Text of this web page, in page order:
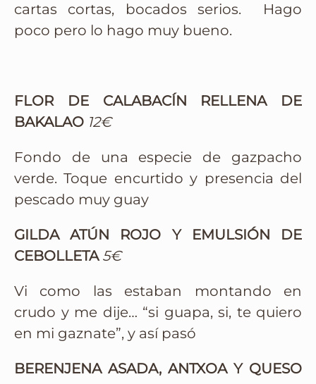
cartas cortas, bocados serios. Hago
poco pero lo hago muy bueno.
FLOR DE CALABACÍN RELLENA DE
BAKALAO 12€
Fondo de una especie de gazpacho
verde. Toque encurtido y presencia del
pescado muy guay
GILDA ATÚN ROJO Y EMULSIÓN DE
CEBOLLETA5€
Vi como las estaban montando en
crudo y me dije… “si guapa, si, te quiero
en mi gaznate”, y así pasó
BERENJENA ASADA, ANTXOA Y QUESO